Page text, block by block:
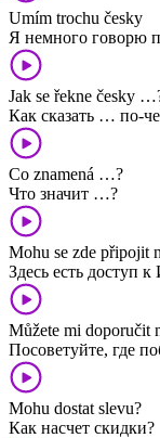
Umím trochu česky
Я немного говорю
Jak se řekne česky
Как сказать … по-
Co znamená …?
Что значит …?
Mohu se zde připojit
Здесь есть доступ
Můžete mi doporučit
Посоветуйте, где
Mohu dostat slevu?
Как насчет скидки?